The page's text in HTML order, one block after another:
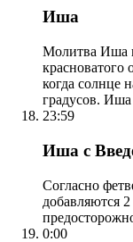
Иша
Молитва Иша
красноватого
когда солнце
градусов. Иша
23:59
Иша с
Согласно
добавляются
0:00